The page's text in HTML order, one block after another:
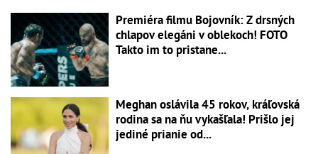
Premiéra filmu Bojovník: Z drsných
chlapov elegáni v oblekoch! FOTO
Takto im to pristane...
Meghan oslávila 45 rokov, kráľovská
rodina sa na ňu vykašľala! Prišlo jej
jediné prianie od...